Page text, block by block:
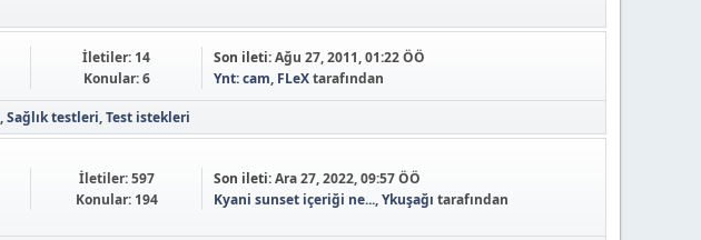
İletiler: 14
Konular: 6
Son ileti:Ağu 27, 2011, 01:22 ÖÖ
Ynt: cam, FLeXtarafından
Sağlık testleri Test istekleri
İletiler: 597
Konular: 194
Son ileti:Ara 27, 2022, 09:57 ÖÖ
Kyani sunset içeriği ne...,Ykuşağı tarafından